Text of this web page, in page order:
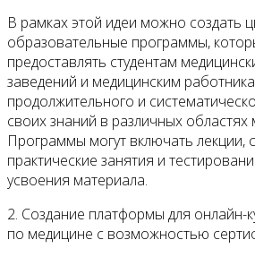
В рамках этой идеи можно создать
образовательные программы,
предоставлять студентам
заведений и медицинским
продолжительного и
своих знаний в различных областях
Программы могут включать лекции,
практические занятия и
усвоения материала.
2. Создание платформы для онлайн-
по медицине с возможностью